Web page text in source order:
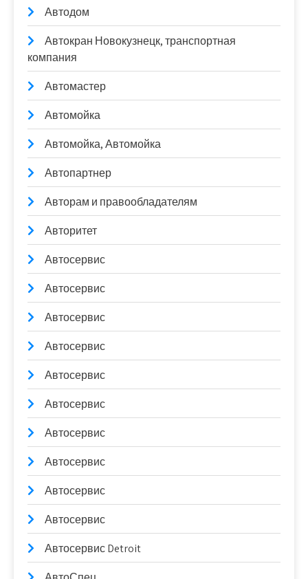
Автодом
Автокран Новокузнецк, транспортная
компания
Автомастер
Автомойка
Автомойка, Автомойка
Автопартнер
Авторам и правообладателям
Авторитет
Автосервис
Автосервис
Автосервис
Автосервис
Автосервис
Автосервис
Автосервис
Автосервис
Автосервис
Автосервис
Автосервис Detroit